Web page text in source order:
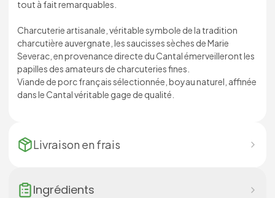
tout à fait remarquables.
Charcuterie artisanale, véritable symbole de la tradition
charcutière auvergnate, les saucisses sèches de Marie
Severac, en provenance directe du Cantal émerveilleront les
papilles des amateurs de charcuteries fines.
Viande de porc français sélectionnée, boyau naturel, affinée
dans le Cantal véritable gage de qualité.
Livraison en frais
Ingrédients